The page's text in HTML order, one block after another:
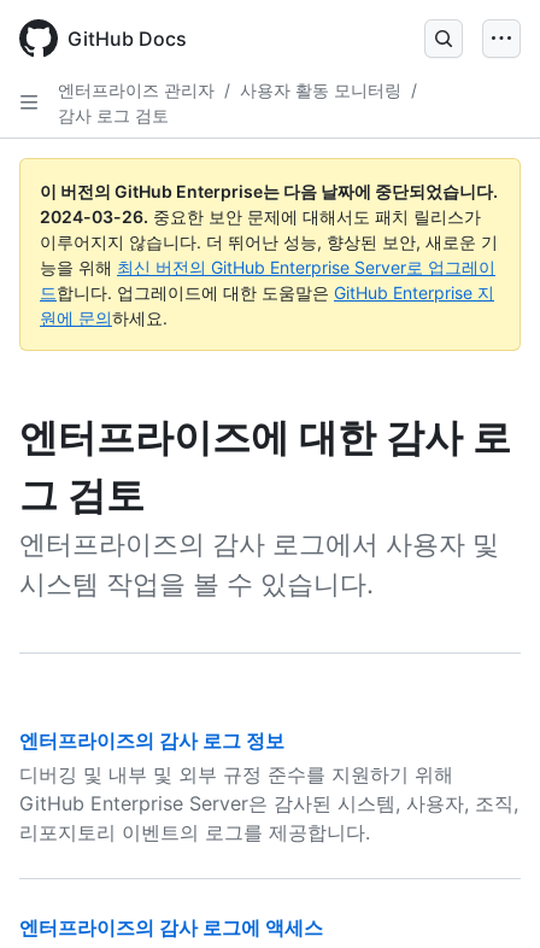
main
GitHub Docs
엔터프라이즈 관리자 / 사용자 활동 모니터링
/
감사 로그 검토
이 버전의 GitHub Enterprise는 다음 날짜에 중단되었습니다.
2024-03-26. 중요한 보안 문제에 대해서도 패치 릴리스가
이루어지지 않습니다. 더 뛰어난 성능, 향상된 보안, 새로운 기
능을 위해 최신 버전의 GitHub Enterprise Server로 업그레이
드합니다. 업그레이드에 대한 도움말은 GitHub Enterprise 지
원에 문의하세요.
엔터프라이즈에 대한 감사 로
그 검토
엔터프라이즈의 감사 로그에서 사용자 및
시스템 작업을 볼 수 있습니다.
엔터프라이즈의 감사 로그 정보
디버깅 및 내부 및 외부 규정 준수를 지원하기 위해
GitHub Enterprise Server은 감사된 시스템, 사용자, 조직,
리포지토리 이벤트의 로그를 제공합니다.
엔터프라이즈의 감사 로그에 액세스